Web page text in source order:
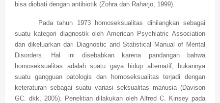
bisa diobati dengan antibiotik (Zohra dan Raharjo, 1999).
Pada tahun 1973 homoseksualitas dihilangkan sebagai
suatu kategori diagnostik oleh American Psychiatric Association
dan dikeluarkan dari Diagnostic and Statistical Manual of Mental
Disorders. Hal ini disebabkan karena pandangan bahwa
homoseksualitas adalah suatu gaya hidup alternatif, bukannya
suatu gangguan patologis dan homoseksualitas terjadi dengan
keteraturan sebagai suatu variasi seksualitas manusia (Davison
GC. dkk, 2005). Penelitian dilakukan oleh Alfred C. Kinsey pada